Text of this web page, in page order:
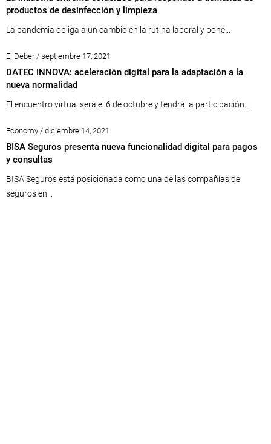
productos de desinfección y limpieza
La pandemia obliga a un cambio en la rutina laboral y pone...
El Deber / septiembre 17, 2021
DATEC INNOVA: aceleración digital para la adaptación a la
nueva normalidad
El encuentro virtual será el 6 de octubre y tendrá la participación...
Economy / diciembre 14, 2021
BISA Seguros presenta nueva funcionalidad digital para pagos
y consultas
BISA Seguros está posicionada como una de las compañías de
seguros en...